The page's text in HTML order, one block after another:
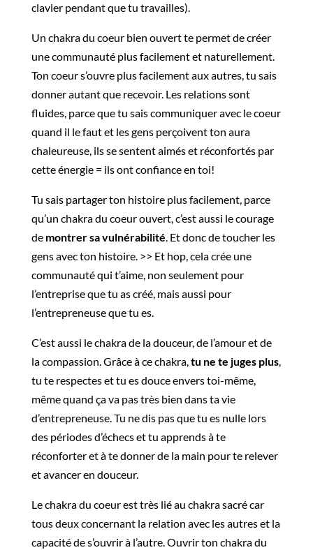
clavier pendant que tu travailles).
Un chakra du coeur bien ouvert te permet de créer
une communauté plus facilement et naturellement.
Ton coeur s’ouvre plus facilement aux autres, tu sais
donner autant que recevoir. Les relations sont
fluides, parce que tu sais communiquer avec le coeur
quand il le faut et les gens perçoivent ton aura
chaleureuse, ils se sentent aimés et réconfortés par
cette énergie = ils ont confiance en toi!
Tu sais partager ton histoire plus facilement, parce
qu’un chakra du coeur ouvert, c’est aussi le courage
de montrer sa vulnérabilité. Et donc de toucher les
gens avec ton histoire. >> Et hop, cela crée une
communauté qui t’aime, non seulement pour
l’entreprise que tu as créé, mais aussi pour
l’entrepreneuse que tu es.
C’est aussi le chakra de la douceur, de l’amour et de
la compassion. Grâce à ce chakra,tu ne te juges plus,
tu te respectes et tu es douce envers toi-même,
même quand ça va pas très bien dans ta vie
d’entrepreneuse. Tu ne dis pas que tu es nulle lors
des périodes d’échecs et tu apprends à te
réconforter et à te donner de la main pour te relever
et avancer en douceur.
Le chakra du coeur est très lié au chakra sacré car
tous deux concernant la relation avec les autres et la
capacité de s’ouvrir à l’autre. Ouvrir ton chakra du